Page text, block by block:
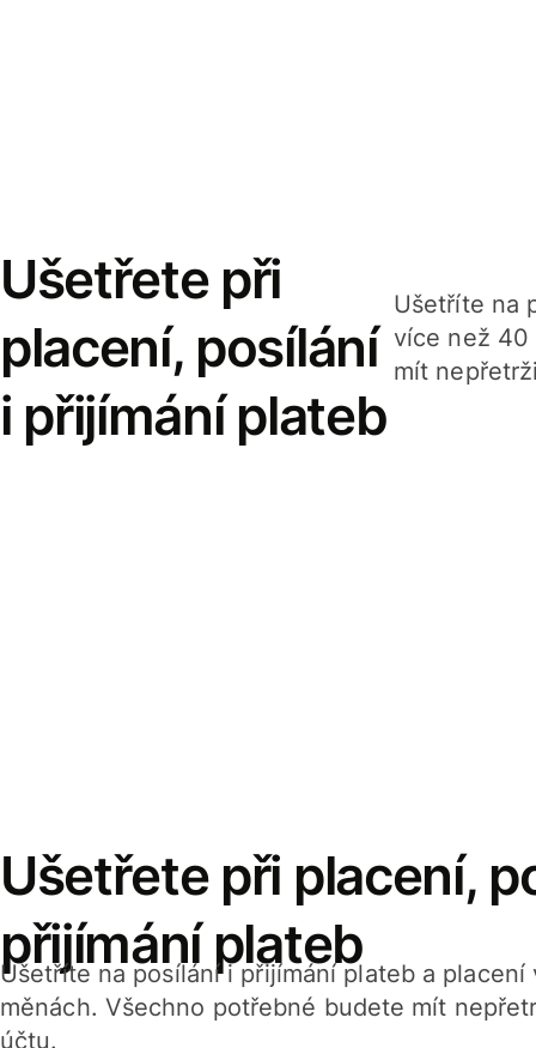
Ušetřete při
placení, posílání
i přijímání plateb
Ušetříte na
více než 40
mít
Ušetřete při placení,
přijímání plateb
Ušetříte na posílání i přijímání plateb a
měnách. Všechno potřebné budete mít
účtu.